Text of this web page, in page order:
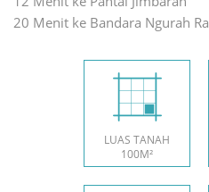
20 Menit ke Bandara Ngurah
LUAS TANAH
100M²